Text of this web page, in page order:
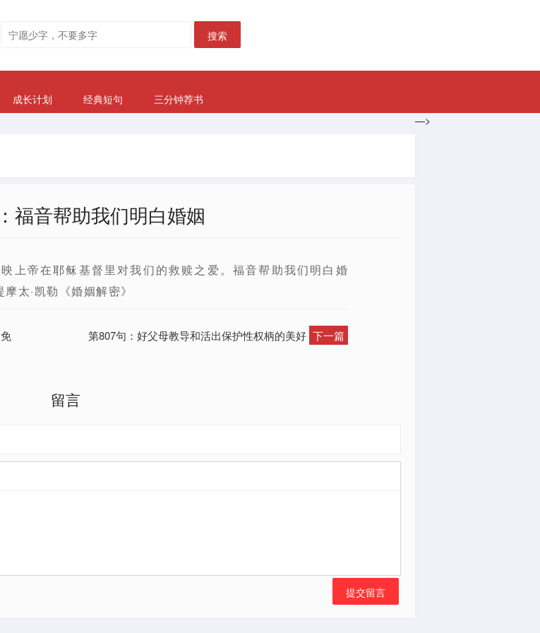
搜索
成长计划 经典短句
三分钟荐书
—>
福音帮助我们明白婚姻
上帝在耶稣基督里对我们的救赎之爱。福音帮助我们明白婚
太·凯勒《婚姻解密》
第807句：好父母教导和活出保护性权柄的美好 下一篇
留言
提交留言